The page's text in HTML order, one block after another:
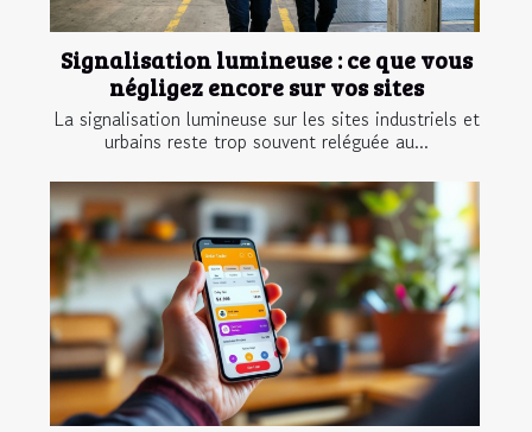
Signalisation lumineuse : ce que vous
négligez encore sur vos sites
La signalisation lumineuse sur les sites industriels et
urbains reste trop souvent reléguée au...